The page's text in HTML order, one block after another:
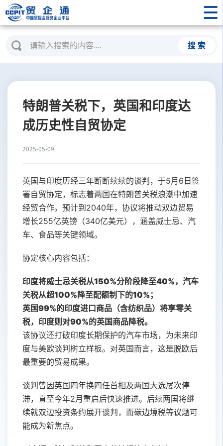
搜 索
特朗普关税下，英国和印度达
成历史性自贸协定
2025-05-09
英国与印度历经三年断断续续的谈判，于5月6日签
署自贸协定，标志着两国在特朗普关税浪潮中加速
经贸合作。预计到2040年，协议将推动双边贸易
增长255亿英镑（340亿美元），涵盖威士忌、汽
车、食品等关键领域。
协定核心内容包括：
印度将威士忌关税从150%分阶段降至40%，汽车
关税从超100%降至配额制下的10%；
英国99%的印度进口商品（含纺织品）将享零关
税，印度则对90%的英国商品降税。
该协议还打破印度长期保护的汽车市场，为未来印
度与美欧谈判树立样板。对英国而言，这是脱欧后
最重要的贸易成果。
谈判曾因英国四年换四任首相及两国大选屡次停
滞，直至今年2月重启后快速推进。后续两国将继
续就双边投资条约展开谈判，而碳边境税等议题可
能成为新焦点。